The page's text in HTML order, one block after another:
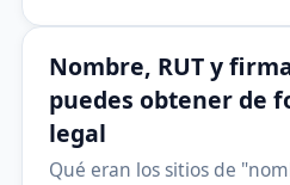
Nombre, RUT y
puedes obtener de
legal
Qué eran los sitios de